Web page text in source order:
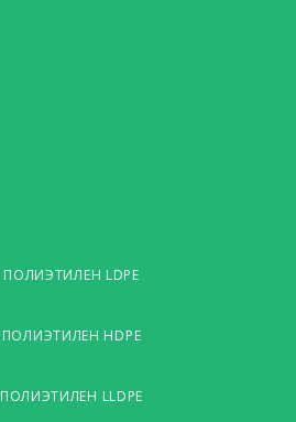
ПОЛИЭТИЛЕН LDPE
ПОЛИЭТИЛЕН HDPE
ПОЛИЭТИЛЕН LLDPE